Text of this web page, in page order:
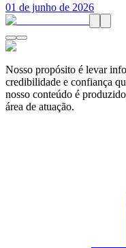
01 de junho de 2026
Nosso propósito é levar
credibilidade e confiança
nosso conteúdo é
área de atuação.